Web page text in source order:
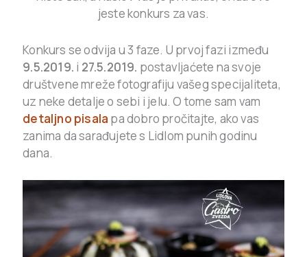
jeste konkurs za vas.
Konkurs se odvija u 3 faze. U prvoj fazi između
9.5.2019. i 27.5.2019. postavljaćete na svoje
društvene mreže fotografiju vašeg specijaliteta,
uz neke detalje o sebi i jelu. O tome sam vam
detaljno pisala pa dobro pročitajte, ako vas
zanima da sarađujete s Lidlom punih godinu
dana.